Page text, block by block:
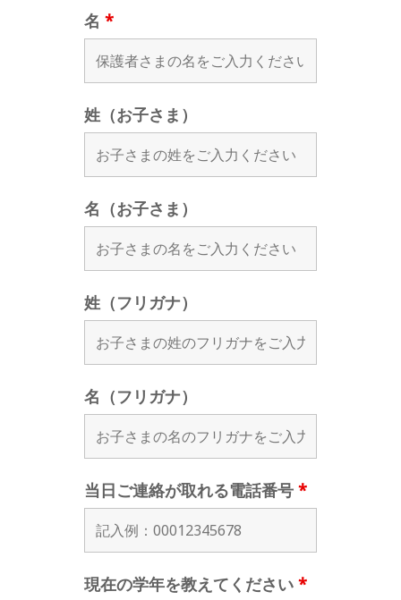
名 *
姓（お子さま）
名（お子さま）
姓（フリガナ）
名（フリガナ）
当日ご連絡が取れる電話番号 *
現在の学年を教えてください *